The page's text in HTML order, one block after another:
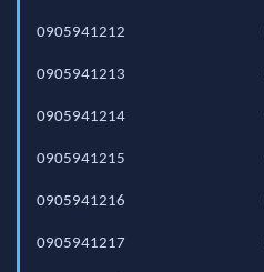
0905941212
0905941213
0905941214
0905941215
0905941216
0905941217